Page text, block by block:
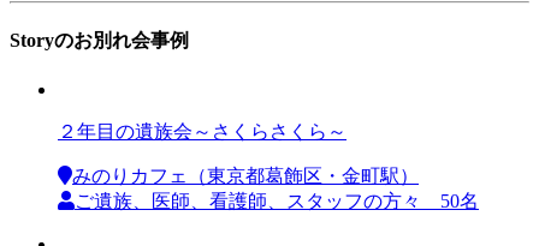
Storyのお別れ会事例
２年目の遺族会～さくらさくら～
みのりカフェ（東京都葛飾区・金町駅）
ご遺族、医師、看護師、スタッフの方々 50名